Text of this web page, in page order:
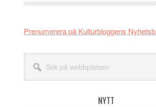
Prenumerera på Kulturbloggens
webbplatsen
NYTT